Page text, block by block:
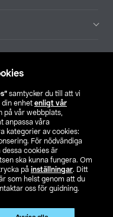
samtycker du till att vi
din enhet enligt vår
på vår webbplats,
anpassa våra
kategorier av cookies:
För nödvändiga
cookies är
ska kunna fungera. Om
på inställningar. Ditt
som helst genom att du
oss för guidning.